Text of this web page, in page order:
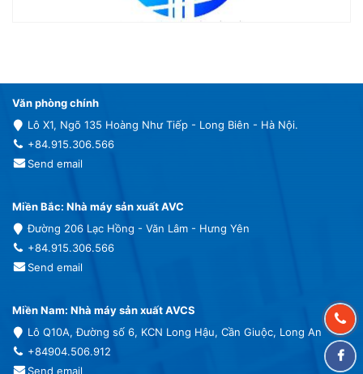
Văn phòng chính
Lô X1, Ngõ 135 Hoàng Như Tiếp - Long Biên - Hà Nội.
+84.915.306.566
Send email
Miền Bắc: Nhà máy sản xuất AVC
Đường 206 Lạc Hồng - Văn Lâm - Hưng Yên
+84.915.306.566
Send email
Miền Nam: Nhà máy sản xuất AVCS
Lô Q10A, Đường số 6, KCN Long Hậu, Cần Giuộc, Long An
+84904.506.912
Send email